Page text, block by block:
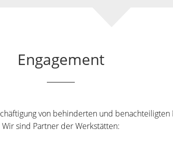
Engagement
von behinderten und
Wir sind Partner der Werkstätten: